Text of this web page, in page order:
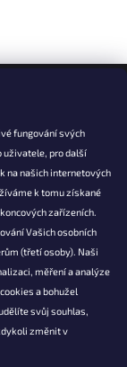
fungování svých
uživatele, pro další
na našich internetových
k tomu získané
zařízeních.
Vašich osobních
(třetí osoby). Naši
měření a analýze
a bohužel
svůj souhlas,
změnit v